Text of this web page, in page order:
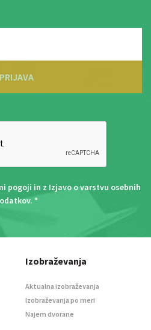
PRIJAVA
pogoji in z Izjavo o varstvu osebnih
. *
Izobraževanja
Aktualna izobraževanja
Izobraževanja po meri
Najem dvorane